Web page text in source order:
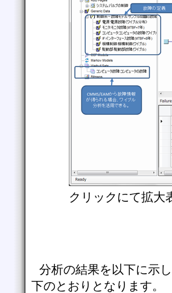
クリックにて拡大
分析の結果を以下に示
下のとおりとなります。